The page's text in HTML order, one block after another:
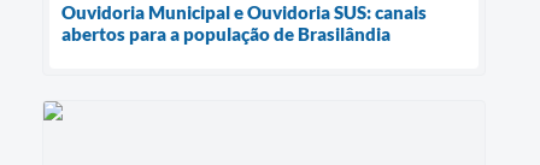
Ouvidoria Municipal e Ouvidoria SUS: canais
abertos para a população de Brasilândia